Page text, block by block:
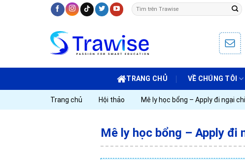
TRANG CHỦ VỀ CHÚNG TÔI
Trang chủ Hội thảo Mê ly học bổng – Apply đi ngại
Mê ly học bổng – Apply đi